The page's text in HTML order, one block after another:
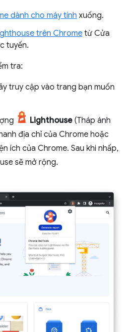
dành cho máy tính xuống.
trên Chrome từ Cửa
tuyến.
tra:
truy cập vào trang bạn muốn
Lighthouse (Tháp ánh
địa chỉ của Chrome hoặc
ích của Chrome. Sau khi nhấp,
sẽ mở rộng.